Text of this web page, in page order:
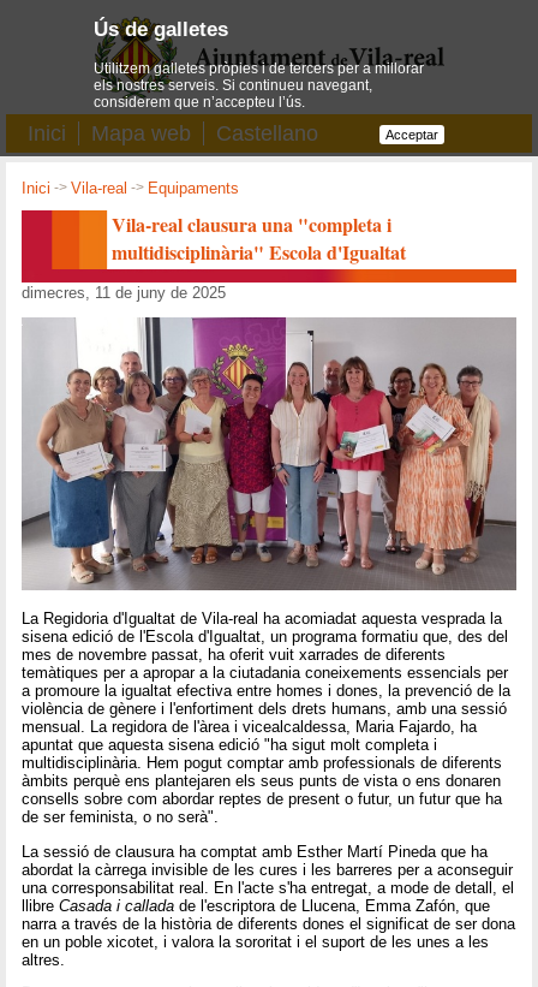
Inici Mapa web Castellano
Inici ->Vila-real -> Equipaments
Vila-real clausura una "completa i
multidisciplinària" Escola d'Igualtat
dimecres, 11 de juny de 2025
La Regidoria d'Igualtat de Vila-real ha acomiadat aquesta vesprada la
sisena edició de l'Escola d'Igualtat, un programa formatiu que, des del
mes de novembre passat, ha oferit vuit xarrades de diferents
temàtiques per a apropar a la ciutadania coneixements essencials per
a promoure la igualtat efectiva entre homes i dones, la prevenció de la
violència de gènere i l'enfortiment dels drets humans, amb una sessió
mensual. La regidora de l'àrea i vicealcaldessa, Maria Fajardo, ha
apuntat que aquesta sisena edició "ha sigut molt completa i
multidisciplinària. Hem pogut comptar amb professionals de diferents
àmbits perquè ens plantejaren els seus punts de vista o ens donaren
consells sobre com abordar reptes de present o futur, un futur que ha
de ser feminista, o no serà".
La sessió de clausura ha comptat amb Esther Martí Pineda que ha
abordat la càrrega invisible de les cures i les barreres per a aconseguir
una corresponsabilitat real. En l'acte s'ha entregat, a mode de detall, el
llibreCasada i calladade l'escriptora de Llucena, Emma Zafón, que
narra a través de la història de diferents dones el significat de ser dona
en un poble xicotet, i valora la sororitat i el suport de les unes a les
altres.
Ús de galletes
Utilitzem galletes pròpies i de tercers per a millorar
els nostres serveis. Si continueu navegant,
considerem que n’accepteu l’ús.
Acceptar